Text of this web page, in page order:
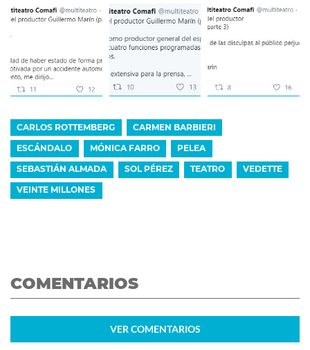
CARLOS ROTTEMBERG CARMEN BARBIERI
ESCÁNDALO MÓNICA FARRO PELEA
SEBASTIÁN ALMADA SOL PÉREZ TEATRO VEDETTE
VEINTE MILLONES
COMENTARIOS
VER COMENTARIOS